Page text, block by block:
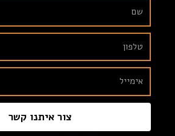
צור איתנו קשר